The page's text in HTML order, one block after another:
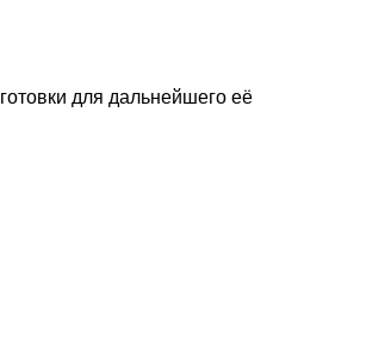
для дальнейшего её